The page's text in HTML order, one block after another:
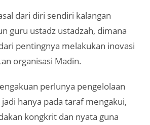
dari diri sendiri kalangan
guru ustadz ustadzah, dimana
pentingnya melakukan inovasi
organisasi Madin.
perlunya pengelolaan
hanya pada taraf mengakui,
kongkrit dan nyata guna